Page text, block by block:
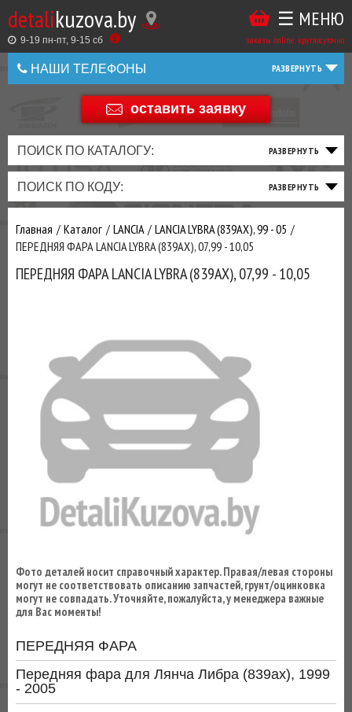
detalikuzova.by
9-19 пн-пт, 9-15 cб заказы online: круглосуточно
☰ МЕНЮ
НАШИ ТЕЛЕФОНЫ
+375 44 586 05 44
оставить заявку
ПОИСК ПО КАТАЛОГУ:
ПОИСК ПО КОДУ:
Главная Каталог LANCIA
LANCIA LYBRA (839AX), 99 - 05
ПЕРЕДНЯЯ ФАРА LANCIA LYBRA (839AX), 07,99 - 10,05
ПЕРЕДНЯЯ ФАРА LANCIA LYBRA (839AX), 07,99 - 10,05
Фото деталей носит справочный характер. Правая/левая стороны
могут не соответствовать описанию запчастей, грунт/оцинковка
могут не совпадать. Уточняйте, пожалуйста, у менеджера важные
для Вас моменты!
ПЕРЕДНЯЯ ФАРА
Передняя фара для Лянча Либра (839ах), 1999
- 2005
Оставить
Оценить
товар
Купить
в
1
Беларусь
+375
+375
ТАКЖЕ
ВЫ
МОЖЕТЕ
У
ЗАКАЗАТЬ
ТО
ФИЛЬТРА
ТОРМОЗНАЯ
СИСТЕМА
ПОДВЕСКА
РУЛЕВОЕ
ТРАНСМИССИЯ
ПРИВОД
ДВИГАТЕЛЬ
ВЫХЛОП
ЭЛЕКТРИКА
ОСВЕЩЕНИЕ
ДОБАВИВ
МАСЛАИ ДРУГИЕ